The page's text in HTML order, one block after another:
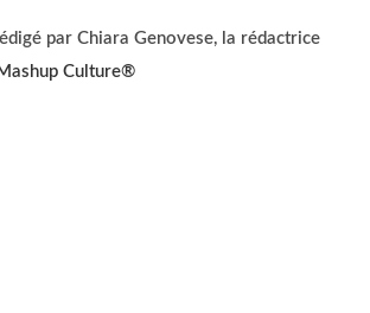
par Chiara Genovese, la rédactrice
Culture®️